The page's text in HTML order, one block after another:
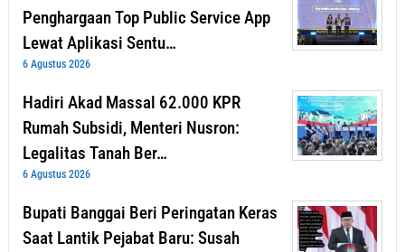
Penghargaan Top Public Service App
Lewat Aplikasi Sentu…
6 Agustus 2026
Hadiri Akad Massal 62.000 KPR
Rumah Subsidi, Menteri Nusron:
Legalitas Tanah Ber…
6 Agustus 2026
Bupati Banggai Beri Peringatan Keras
Saat Lantik Pejabat Baru: Susah